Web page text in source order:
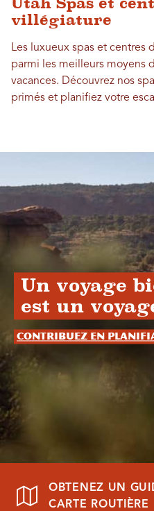
villégiature
Les luxueux spas et centres
parmi les meilleurs moyens
vacances. Découvrez nos
primés et planifiez votre
Un voyage
est un
Contribuez en
OBTENEZ UN
CARTE ROUTIÈRE